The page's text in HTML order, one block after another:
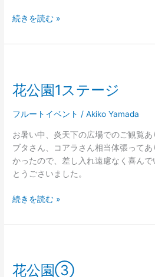
続きを読む »
花公園1ステージ
フルートイベント /Akiko Yamada
お暑い中、炎天下の広場でのご観覧
ブタさん、コアラさん相当体張って
かったので、差し入れ遠慮なく喜ん
とうごさいました。
園
ス
ー
ジ
続きを読む »
花公園③
園